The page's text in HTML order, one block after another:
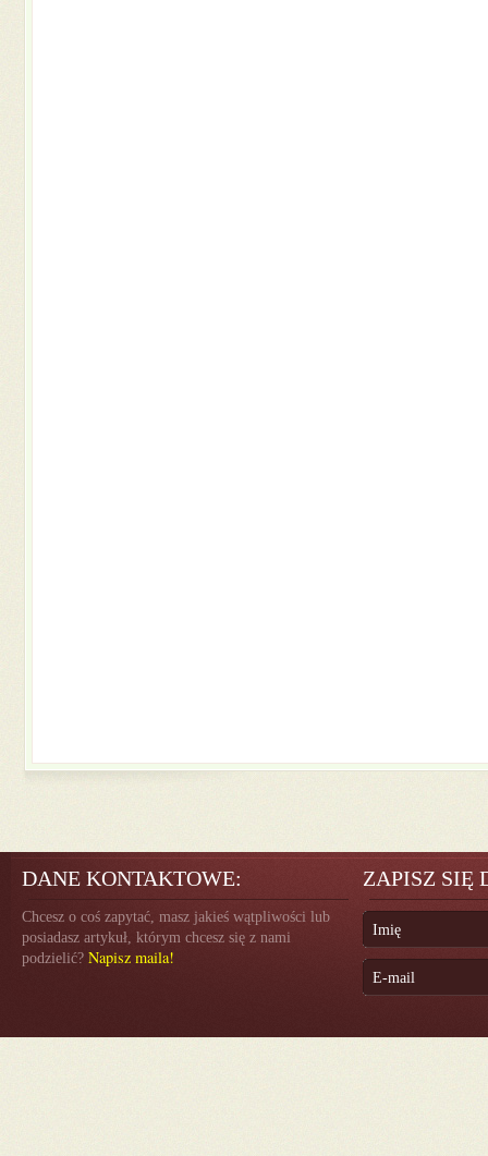
DANE KONTAKTOWE:
Chcesz o coś zapytać, masz jakieś wątpliwości lub
posiadasz artykuł, którym chcesz się z nami
podzielić? Napisz maila!
ZAPISZ SIĘ